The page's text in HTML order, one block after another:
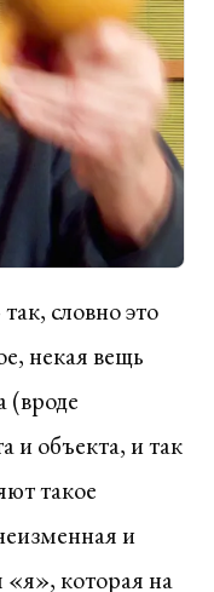
словно это
некая вещь
(вроде
и объекта, и так
такое
и
которая на